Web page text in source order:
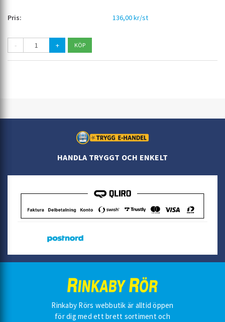
136,00 kr/st
- +
HANDLA TRYGGT OCH ENKELT
Rinkaby Rörs webbutik är alltid öppen
för dig med ett brett sortiment och